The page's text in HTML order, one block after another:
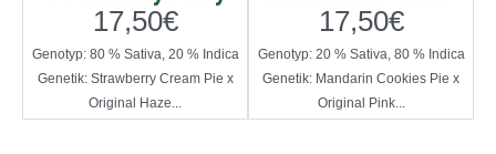
17,50€
Genotyp: 80 % Sativa, 20 % Indica
Genetik: Strawberry Cream Pie x
Original Haze...
17,50€
Genotyp: 20 % Sativa, 80 % Indica
Genetik: Mandarin Cookies Pie x
Original Pink...